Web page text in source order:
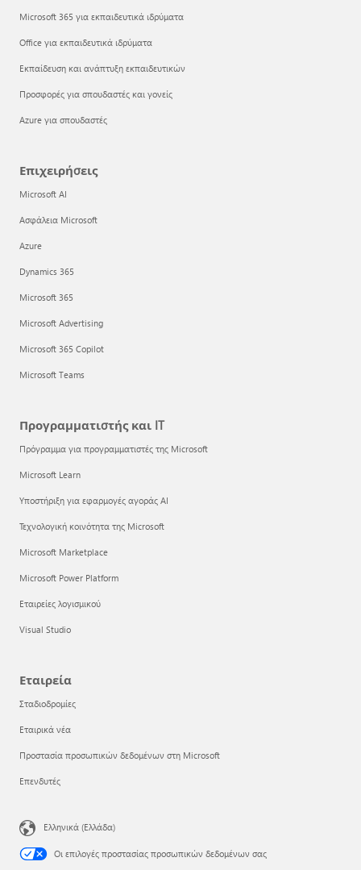
Microsoft 365 για εκπαιδευτικά ιδρύματα
Office για εκπαιδευτικά ιδρύματα
Εκπαίδευση και ανάπτυξη εκπαιδευτικών
Προσφορές για σπουδαστές και γονείς
Azure για σπουδαστές
Επιχειρήσεις
Microsoft AI
Ασφάλεια Microsoft
Azure
Dynamics 365
Microsoft 365
Microsoft Advertising
Microsoft 365 Copilot
Microsoft Teams
Προγραμματιστής και IT
Πρόγραμμα για προγραμματιστές της Microsoft
Microsoft Learn
Υποστήριξη για εφαρμογές αγοράς AI
Τεχνολογική κοινότητα της Microsoft
Microsoft Marketplace
Microsoft Power Platform
Εταιρείες λογισμικού
Visual Studio
Εταιρεία
Σταδιοδρομίες
Εταιρικά νέα
Προστασία προσωπικών δεδομένων στη Microsoft
Επενδυτές
Ελληνικά (Ελλάδα)
Οι επιλογές προστασίας προσωπικών δεδομένων σας